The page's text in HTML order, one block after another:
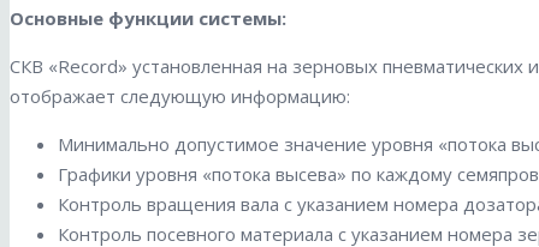
Основные функции системы:
СКВ «Record» установленная на зерновых пневматических
отображает следующую информацию:
Минимально допустимое значение уровня «потока
Графики уровня «потока высева» по каждому
Контроль вращения вала с указанием номера
Контроль посевного материала с указанием номера